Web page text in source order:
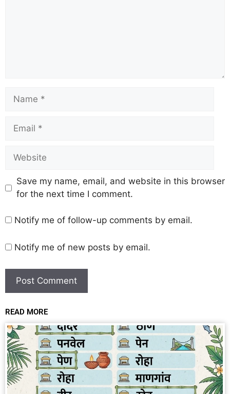
Save my name, email, and website in this browser
for the next time I comment.
Notify me of follow-up comments by email.
Notify me of new posts by email.
READ MORE